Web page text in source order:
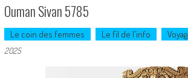
Ouman Sivan 5785
Le coin des femmes Le fil de l'info
2025